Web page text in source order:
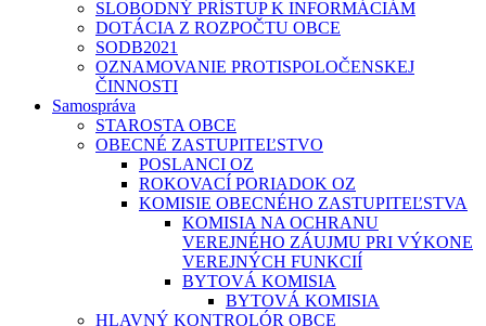
SLOBODNÝ PRÍSTUP K INFORMÁCIÁM
DOTÁCIA Z ROZPOČTU OBCE
SODB2021
OZNAMOVANIE PROTISPOLOČENSKEJ
ČINNOSTI
Samospráva
STAROSTA OBCE
OBECNÉ ZASTUPITEĽSTVO
POSLANCI OZ
ROKOVACÍ PORIADOK OZ
KOMISIE OBECNÉHO ZASTUPITEĽSTVA
KOMISIA NA OCHRANU
VEREJNÉHO ZÁUJMU PRI VÝKONE
VEREJNÝCH FUNKCIÍ
BYTOVÁ KOMISIA
BYTOVÁ KOMISIA
HLAVNÝ KONTROLÓR OBCE